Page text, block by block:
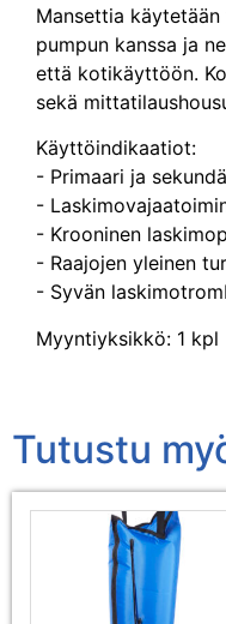
Mansettia
pumpun kanssa ja
että kotikäyttöön.
sekä
Käyttöindikaatiot:
- Primaari ja
-
- Krooninen
- Raajojen yleinen
- Syvän
Myyntiyksikkö: 1 kpl
Tutustu